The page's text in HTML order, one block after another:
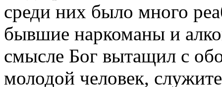
среди них было много
бывшие наркоманы и
смысле Бог вытащил с
молодой человек,